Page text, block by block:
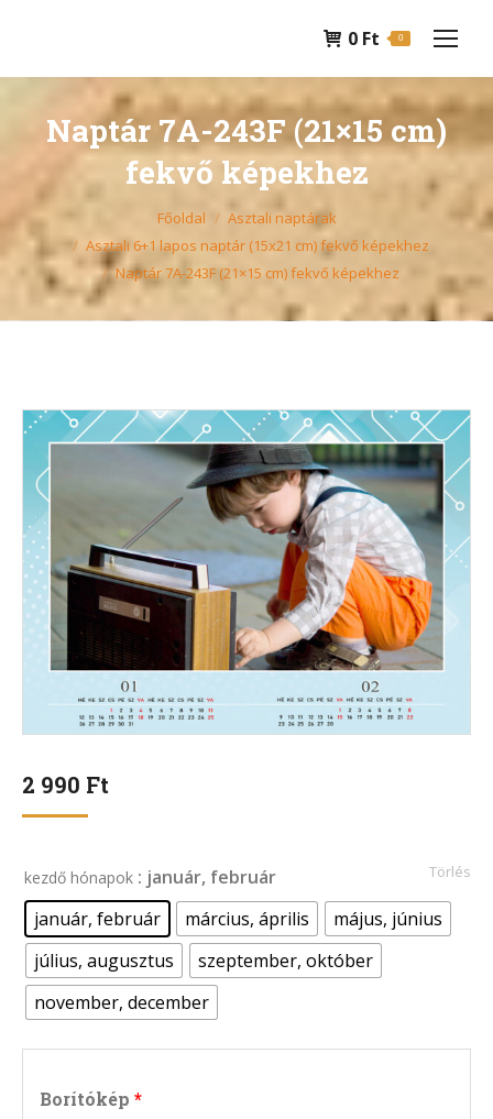
0 Ft 0
Naptár 7A-243F (21×15 cm)
fekvő képekhez
You are here: Főoldal
Asztali naptárak
Asztali 6+1 lapos naptár (15x21 cm) fekvő képekhez
Naptár 7A-243F (21×15 cm) fekvő képekhez
2 990 Ft
kezdő hónapok : január, február
január, február
március, április
május, június
július, augusztus
szeptember, október
november, december
Törlés
Borítókép